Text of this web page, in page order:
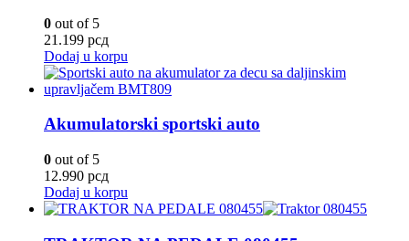
0 out of 5
21.199 рсд
Dodaj u korpu
Akumulatorski sportski auto
0 out of 5
12.990 рсд
Dodaj u korpu